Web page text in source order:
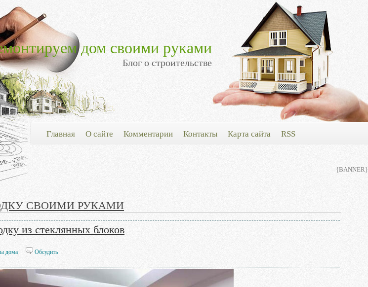
дом своими руками
Блог о строительстве
Главная О сайте Комментарии Контакты Карта сайта RSS
{BANNER}
СВОИМИ РУКАМИ
из стеклянных блоков
дома Обсудить